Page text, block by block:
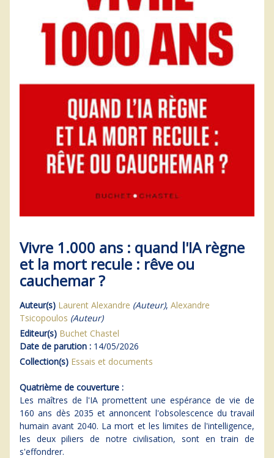
Vivre 1.000 ans : quand l'IA règne
et la mort recule : rêve ou
cauchemar ?
Auteur(s) Laurent Alexandre (Auteur), Alexandre
Tsicopoulos (Auteur)
Editeur(s) Buchet Chastel
Date de parution : 14/05/2026
Collection(s) Essais et documents
Quatrième de couverture :
Les maîtres de l'IA promettent une espérance de vie de
160 ans dès 2035 et annoncent l'obsolescence du travail
humain avant 2040. La mort et les limites de l'intelligence,
les deux piliers de notre civilisation, sont en train de
s'effondrer.